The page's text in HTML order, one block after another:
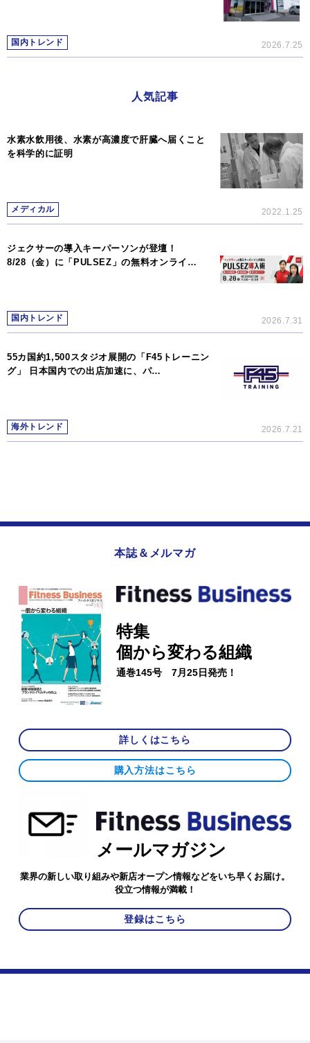
国内トレンド 2026.7.25
人気記事
水素水飲用後、水素が高濃度で肝臓へ届くこと
を科学的に証明
メディカル 2022.1.25
ジェクサーの導入キーパーソンが登壇！
8/28（金）に「PULSEZ」の無料オンライ…
国内トレンド 2026.7.31
55カ国約1,500スタジオ展開の「F45トレーニン
グ」 日本国内での出店加速に、パ…
海外トレンド 2026.7.21
本誌＆メルマガ
特集
個から変わる組織
通巻145号 7月25日発売！
詳しくはこちら
購入方法はこちら
メールマガジン
業界の新しい取り組みや新店オープン情報などをいち早くお届け。
役立つ情報が満載！
登録はこちら